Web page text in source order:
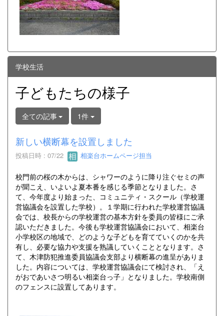
学校生活
子どもたちの様子
全ての記事 1件
新しい横断幕を設置しました
投稿日時 : 07/22 相楽台ホームページ担当
校門前の桜の木からは、シャワーのように降り注ぐセミの声
が聞こえ、いよいよ夏本番を感じる季節となりました。さ
て、今年度より始まった、コミュニティ・スクール（学校運
営協議会を設置した学校）。１学期に行われた学校運営協議
会では、校長からの学校運営の基本方針を委員の皆様にご承
認いただきました。今後も学校運営協議会において、相楽台
小学校区の地域で、どのような子どもを育てていくのかを共
有し、必要な協力や支援を熟議していくこととなります。さ
て、木津防犯推進委員協議会支部より横断幕の進呈がありま
した。内容については、学校運営協議会にて検討され、「え
がおであいさつ明るい相楽台っ子」となりました。学校南側
のフェンスに設置してあります。